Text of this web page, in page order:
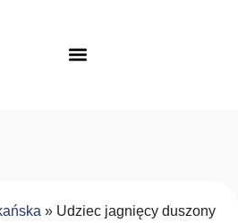
» Udziec jagnięcy duszony